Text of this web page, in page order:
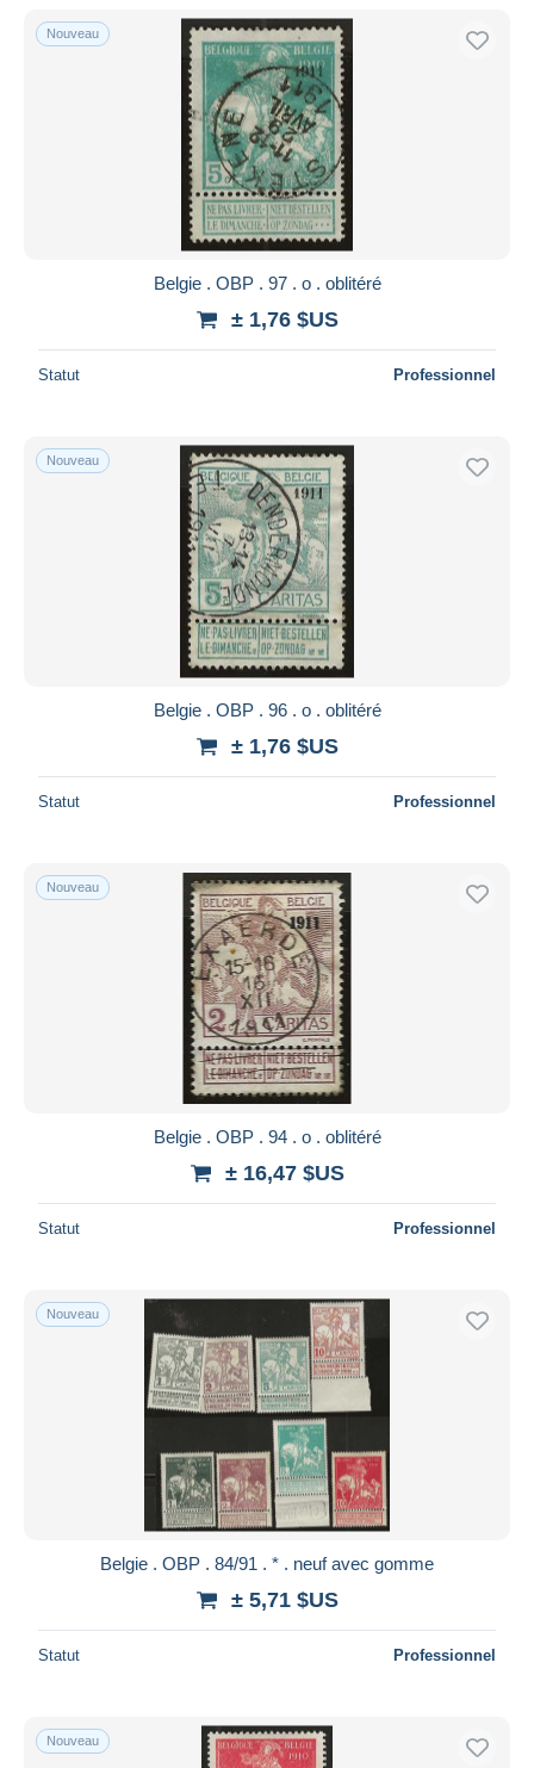
Uniquement en réduction
Livraison gratuite
Méthodes de paiement
Virement bancaire
Mastercard
Bancontact
Tout désélectionner
Monde entier
Appliquer
Nouveau
Belgie . OBP . 97 . o . oblitéré
± 1,76 $US
Statut Professionnel
Nouveau
Belgie . OBP . 96 . o . oblitéré
± 1,76 $US
Statut Professionnel
Nouveau
Belgie . OBP . 94 . o . oblitéré
± 16,47 $US
Statut Professionnel
Nouveau
Belgie . OBP . 84/91 . * . neuf avec gomme
± 5,71 $US
Statut Professionnel
Nouveau